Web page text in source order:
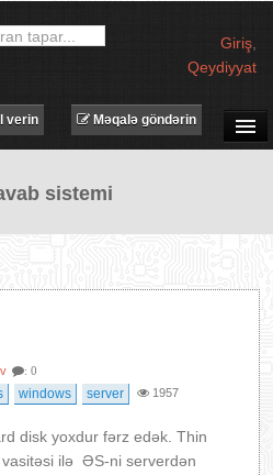
Giriş
Qeydiyyat
TECHNET TV
MƏQALƏLƏR
XƏBƏRLƏR
Məqalə göndərin
verin
sistemi
: 0
windows server 1957
disk yoxdur fərz edək. Thin
ilə ƏS-ni serverdən